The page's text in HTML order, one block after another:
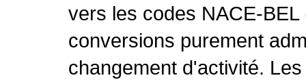
vers les codes NACE-
conversions purement
changement d'activité.